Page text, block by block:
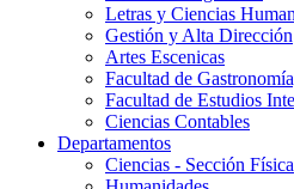
Letras y Ciencias
Gestión y Alta Dirección
Artes Escenicas
Facultad de
Facultad de Estudios
Ciencias Contables
Departamentos
Ciencias - Sección Física